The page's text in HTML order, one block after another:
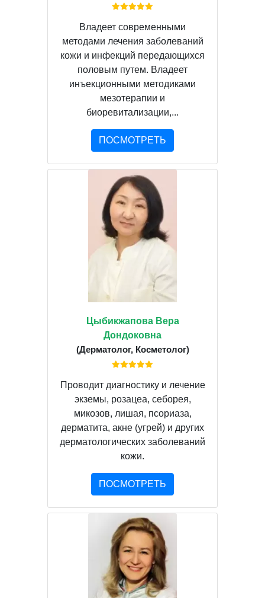
Владеет современными
методами лечения заболеваний
кожи и инфекций передающихся
половым путем. Владеет
инъекционными методиками
мезотерапии и
биоревитализации,...
ПОСМОТРЕТЬ
Цыбикжапова Вера
Дондоковна
(Дерматолог, Косметолог)
Проводит диагностику и лечение
экземы, розацеа, себорея,
микозов, лишая, псориаза,
дерматита, акне (угрей) и других
дерматологических заболеваний
кожи.
ПОСМОТРЕТЬ